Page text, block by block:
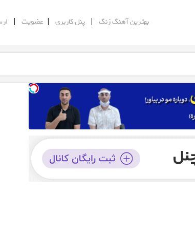
بهترین آهنگ زنگ |پنل کاربری | عضویت |